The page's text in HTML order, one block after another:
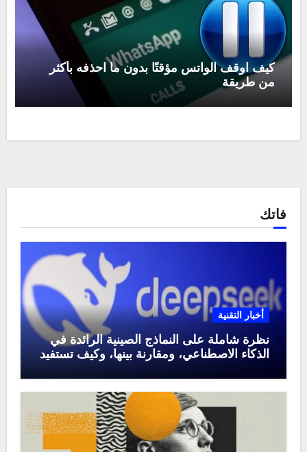
كيف اوقف الواتس مؤقتًا بدون ما احذفه بأكثر
من طريقة
فاتك
أخبار التقنية
نظرة شاملة على النماذج الصينية الرائدة في
الذكاء الاصطناعي، ومقارنة بينها، وكيف تستفيد